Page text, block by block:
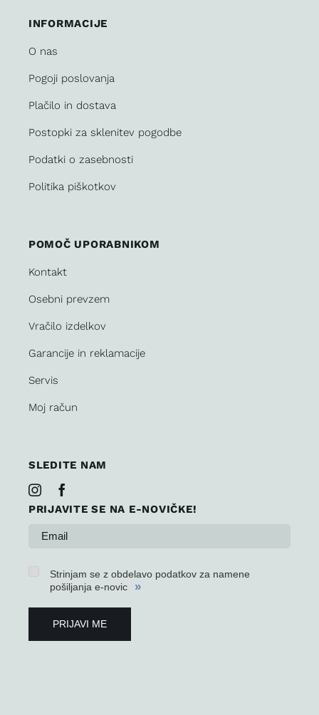
INFORMACIJE
O nas
Pogoji poslovanja
Plačilo in dostava
Postopki za sklenitev pogodbe
Podatki o zasebnosti
Politika piškotkov
POMOČ UPORABNIKOM
Kontakt
Osebni prevzem
Vračilo izdelkov
Garancije in reklamacije
Servis
Moj račun
SLEDITE NAM
PRIJAVITE SE NA E-NOVIČKE!
Strinjam se z obdelavo podatkov za namene
pošiljanja e-novic
»
PRIJAVI ME